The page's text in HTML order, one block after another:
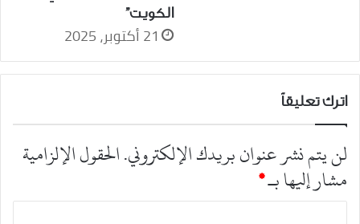
الكويت”
21 أكتوبر، 2025
اترك تعليقاً
لن يتم نشر عنوان بريدك الإلكتروني.الحقول الإلزامية
مشار إليها بـ*
ا